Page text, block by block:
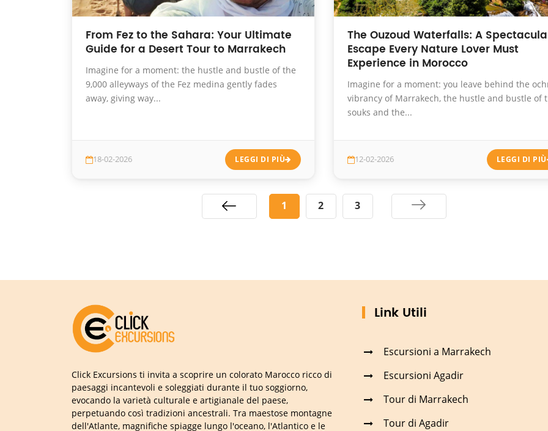
From Fez to the Sahara: Your Ultimate
Guide for a Desert Tour to Marrakech
Imagine for a moment: the hustle and bustle of the
9,000 alleyways of the Fez medina gently fades
away, giving way...
18-02-2026 LEGGI DI PIÙ
The Ouzoud Waterfalls: A
Escape Every Nature Lover Must
Experience in Morocco
Imagine for a moment: you leave behind the
vibrancy of Marrakech, the hustle and bustle of
souks and the...
12-02-2026 LEGGI DI PIÙ
1 2 3
Click Excursions ti invita a scoprire un colorato Marocco ricco di
paesaggi incantevoli e soleggiati durante il tuo soggiorno,
evocando la varietà culturale e artigianale del paese,
perpetuando così tradizioni ancestrali. Tra maestose montagne
dell'Atlante, magnifiche spiagge lungo l'oceano, l'Atlantico e le
Link Utili
Escursioni a Marrakech
Escursioni Agadir
Tour di Marrakech
Tour di Agadir